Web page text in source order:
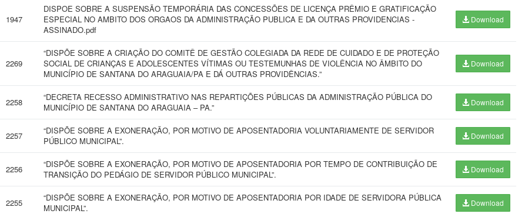
1947
DISPOE SOBRE A SUSPENSÃO TEMPORÁRIA DAS CONCESSÕES DE LICENÇA PRÊMIO E GRATIFICAÇÃO
ESPECIAL NO AMBITO DOS ORGAOS DA ADMINISTRAÇÃO PUBLICA E DA OUTRAS PROVIDENCIAS -
ASSINADO.pdf
Download
2269
“DISPÕE SOBRE A CRIAÇÃO DO COMITÊ DE GESTÃO COLEGIADA DA REDE DE CUIDADO E DE PROTEÇÃO
SOCIAL DE CRIANÇAS E ADOLESCENTES VÍTIMAS OU TESTEMUNHAS DE VIOLÊNCIA NO ÂMBITO DO
MUNICÍPIO DE SANTANA DO ARAGUAIA/PA E DÁ OUTRAS PROVIDÊNCIAS.”
Download
2258
“DECRETA RECESSO ADMINISTRATIVO NAS REPARTIÇÕES PÚBLICAS DA ADMINISTRAÇÃO PÚBLICA DO
MUNICÍPIO DE SANTANA DO ARAGUAIA – PA.”
Download
2257
“DISPÕE SOBRE A EXONERAÇÃO, POR MOTIVO DE APOSENTADORIA VOLUNTARIAMENTE DE SERVIDOR
PÚBLICO MUNICIPAL”.
Download
2256
“DISPÕE SOBRE A EXONERAÇÃO, POR MOTIVO DE APOSENTADORIA POR TEMPO DE CONTRIBUIÇÃO DE
TRANSIÇÃO DO PEDÁGIO DE SERVIDOR PÚBLICO MUNICIPAL”.
Download
2255
“DISPÕE SOBRE A EXONERAÇÃO, POR MOTIVO DE APOSENTADORIA POR IDADE DE SERVIDORA PÚBLICA
MUNICIPAL”.
Download